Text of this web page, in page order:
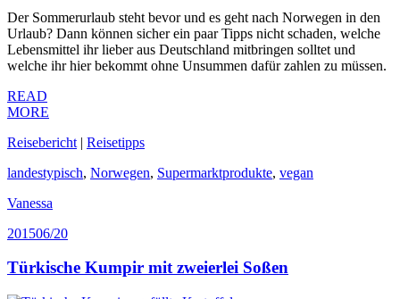
Der Sommerurlaub steht bevor und es geht nach Norwegen in den
Urlaub? Dann können sicher ein paar Tipps nicht schaden, welche
Lebensmittel ihr lieber aus Deutschland mitbringen solltet und
welche ihr hier bekommt ohne Unsummen dafür zahlen zu müssen.
READ
MORE
Reisebericht | Reisetipps
landestypisch, Norwegen, Supermarktprodukte, vegan
Vanessa
201506/20
Türkische Kumpir mit zweierlei Soßen